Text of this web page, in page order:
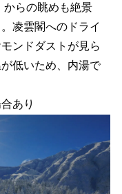
からの眺めも絶景
凌雲閣へのドライ
ンドダストが見ら
低いため、内湯で
あり